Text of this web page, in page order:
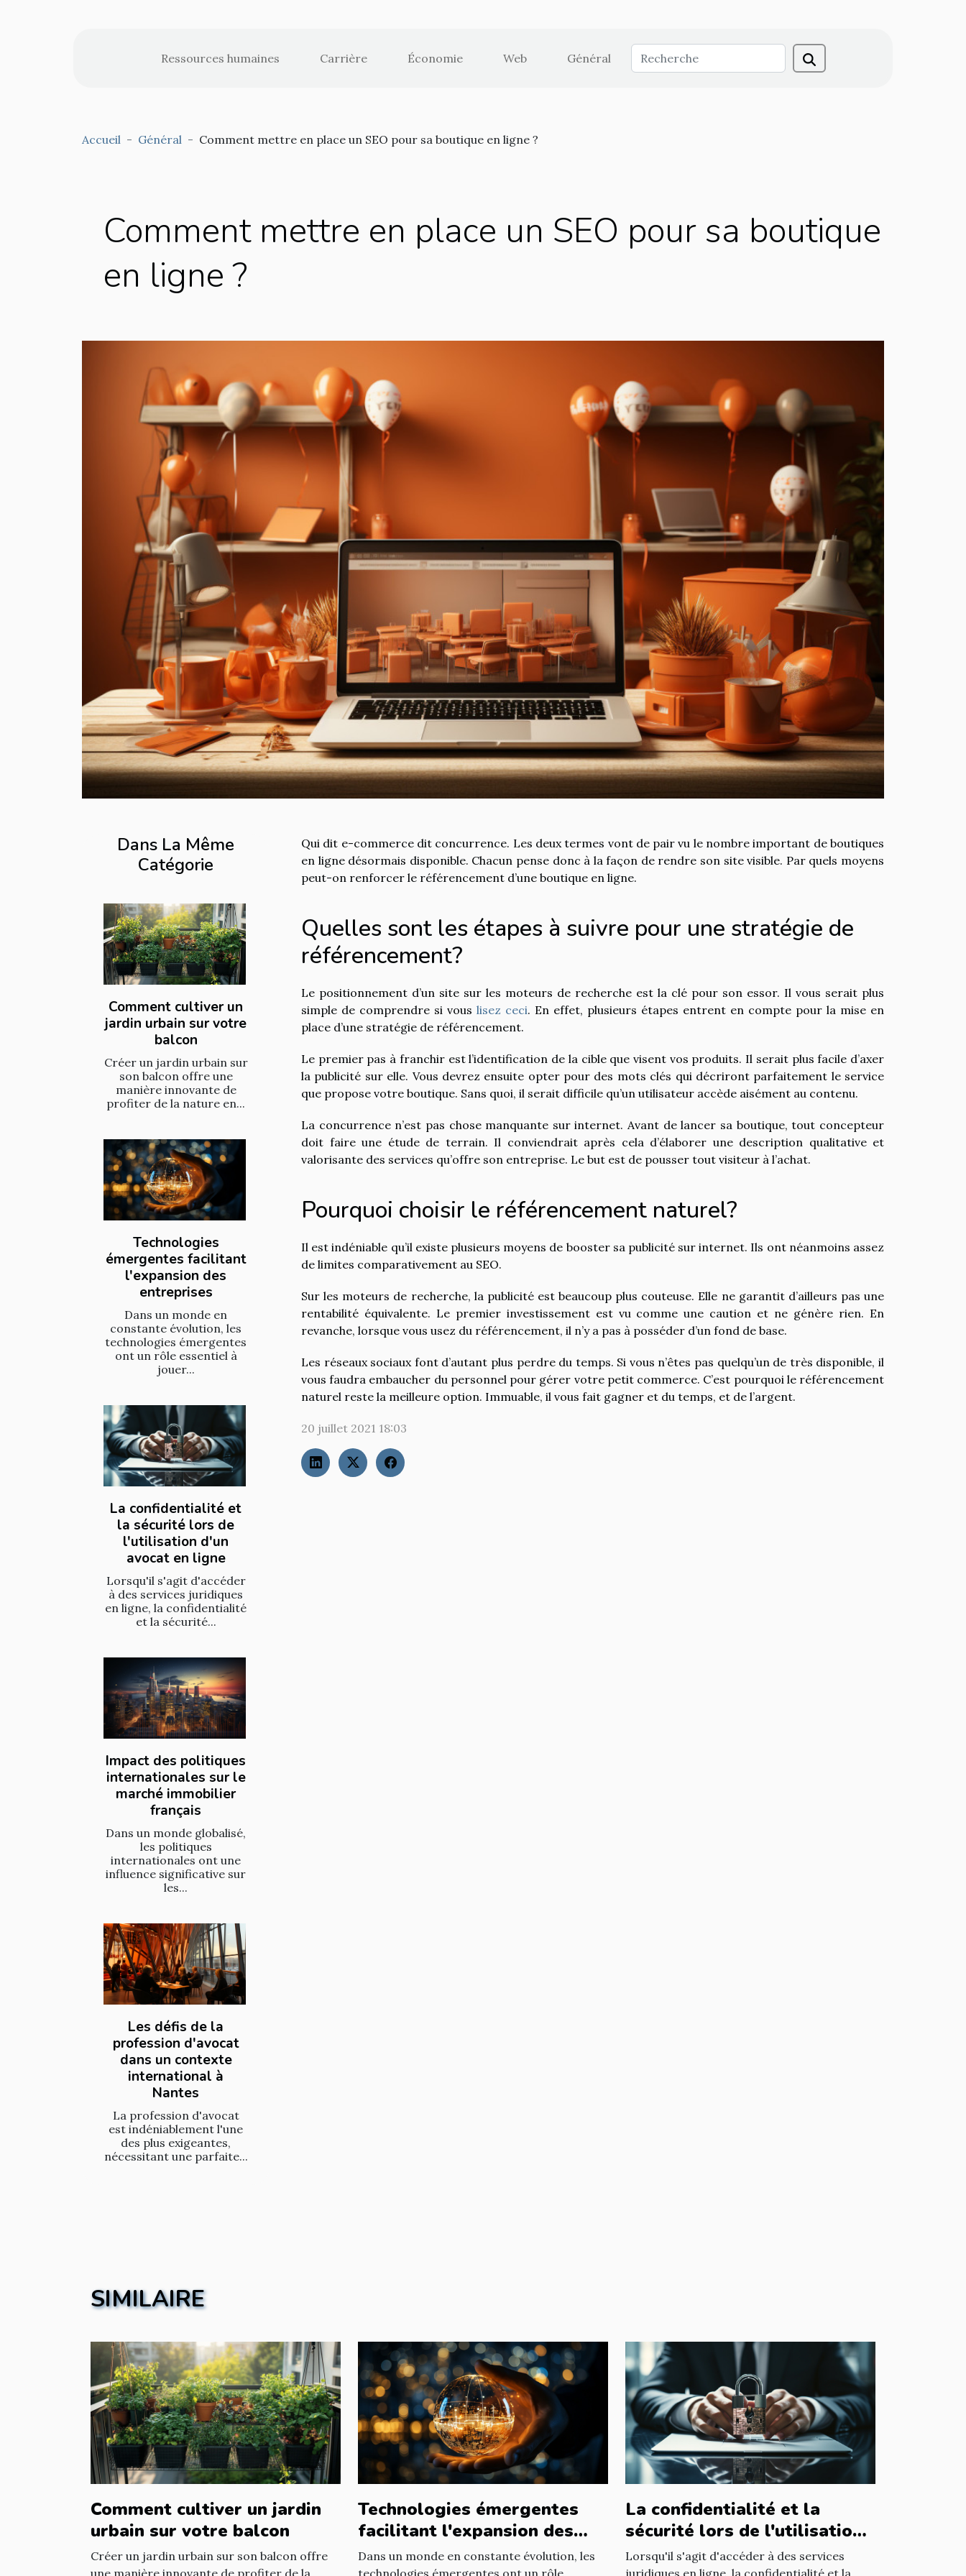
Ressources humaines Carrière Économie Web Général
Accueil Général Comment mettre en place un SEO pour sa boutique en ligne ?
Comment mettre en place un SEO pour sa boutique
en ligne ?
Dans La Même
Catégorie
Comment cultiver un
jardin urbain sur votre
balcon
Créer un jardin urbain sur
son balcon offre une
manière innovante de
profiter de la nature en...
Technologies
émergentes facilitant
l'expansion des
entreprises
Dans un monde en
constante évolution, les
technologies émergentes
ont un rôle essentiel à
jouer...
La confidentialité et
la sécurité lors de
l'utilisation d'un
avocat en ligne
Lorsqu'il s'agit d'accéder
à des services juridiques
en ligne, la confidentialité
et la sécurité...
Impact des politiques
internationales sur le
marché immobilier
français
Dans un monde globalisé,
les politiques
internationales ont une
influence significative sur
les...
Les défis de la
profession d'avocat
dans un contexte
international à
Nantes
La profession d'avocat
est indéniablement l'une
des plus exigeantes,
nécessitant une parfaite...
Qui dit e-commerce dit concurrence. Les deux termes vont de pair vu le nombre important de boutiques
en ligne désormais disponible. Chacun pense donc à la façon de rendre son site visible. Par quels moyens
peut-on renforcer le référencement d’une boutique en ligne.
Quelles sont les étapes à suivre pour une stratégie de
référencement?
Le positionnement d’un site sur les moteurs de recherche est la clé pour son essor. Il vous serait plus
simple de comprendre si vous lisez ceci. En effet, plusieurs étapes entrent en compte pour la mise en
place d’une stratégie de référencement.
Le premier pas à franchir est l’identification de la cible que visent vos produits. Il serait plus facile d’axer
la publicité sur elle. Vous devrez ensuite opter pour des mots clés qui décriront parfaitement le service
que propose votre boutique. Sans quoi, il serait difficile qu’un utilisateur accède aisément au contenu.
La concurrence n’est pas chose manquante sur internet. Avant de lancer sa boutique, tout concepteur
doit faire une étude de terrain. Il conviendrait après cela d’élaborer une description qualitative et
valorisante des services qu’offre son entreprise. Le but est de pousser tout visiteur à l’achat.
Pourquoi choisir le référencement naturel?
Il est indéniable qu’il existe plusieurs moyens de booster sa publicité sur internet. Ils ont néanmoins assez
de limites comparativement au SEO.
Sur les moteurs de recherche, la publicité est beaucoup plus couteuse. Elle ne garantit d’ailleurs pas une
rentabilité équivalente. Le premier investissement est vu comme une caution et ne génère rien. En
revanche, lorsque vous usez du référencement, il n’y a pas à posséder d’un fond de base.
Les réseaux sociaux font d’autant plus perdre du temps. Si vous n’êtes pas quelqu’un de très disponible, il
vous faudra embaucher du personnel pour gérer votre petit commerce. C’est pourquoi le référencement
naturel reste la meilleure option. Immuable, il vous fait gagner et du temps, et de l’argent.
20 juillet 2021 18:03
SIMILAIRE
Comment cultiver un jardin
urbain sur votre balcon
Créer un jardin urbain sur son balcon offre
Technologies émergentes
facilitant l'expansion des
entreprises
Dans un monde en constante évolution, les
La confidentialité et la
sécurité lors de l'utilisation
d'un avocat en ligne
Lorsqu'il s'agit d'accéder à des services